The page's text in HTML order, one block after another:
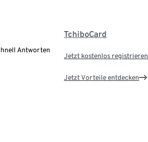
Antworten
TchiboCard
Jetzt kostenlos registrieren
Jetzt Vorteile entdecken